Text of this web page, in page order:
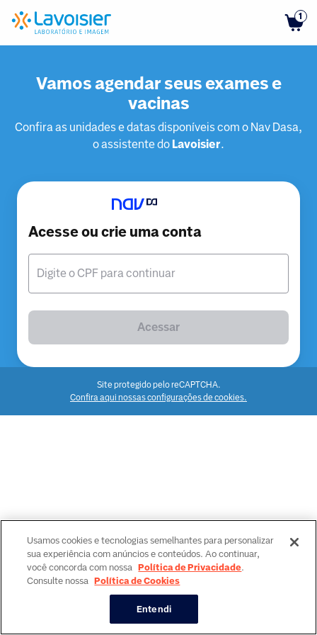
1
Vamos agendar seus exames e
vacinas
Confira as unidades e datas disponíveis com o Nav Dasa,
o assistente do Lavoisier.
Acesse ou crie uma conta
Digite o CPF para continuar
Acessar
Site protegido pelo reCAPTCHA.
Confira aqui nossas configurações de cookies.
Usamos cookies e tecnologias semelhantes para personalizar
sua experiência com anúncios e conteúdos. Ao continuar,
você concorda com nossa Política de Privacidade.
Consulte nossa Política de Cookies
Entendi